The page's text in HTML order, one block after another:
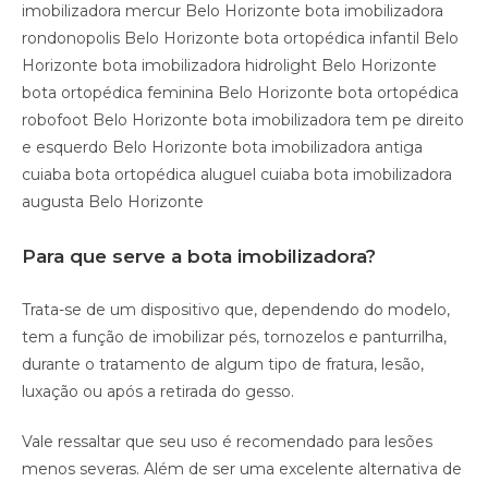
imobilizadora mercur Belo Horizonte bota imobilizadora
rondonopolis Belo Horizonte bota ortopédica infantil Belo
Horizonte bota imobilizadora hidrolight Belo Horizonte
bota ortopédica feminina Belo Horizonte bota ortopédica
robofoot Belo Horizonte bota imobilizadora tem pe direito
e esquerdo Belo Horizonte bota imobilizadora antiga
cuiaba bota ortopédica aluguel cuiaba bota imobilizadora
augusta Belo Horizonte
Para que serve a bota imobilizadora?
Trata-se de um dispositivo que, dependendo do modelo,
tem a função de imobilizar pés, tornozelos e panturrilha,
durante o tratamento de algum tipo de fratura, lesão,
luxação ou após a retirada do gesso.
Vale ressaltar que seu uso é recomendado para lesões
menos severas. Além de ser uma excelente alternativa de